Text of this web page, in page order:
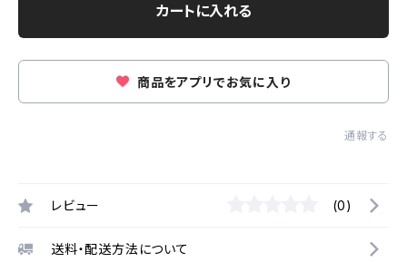
カートに入れる
商品をアプリでお気に入り
通報する
レビュー (0)
送料・配送方法について